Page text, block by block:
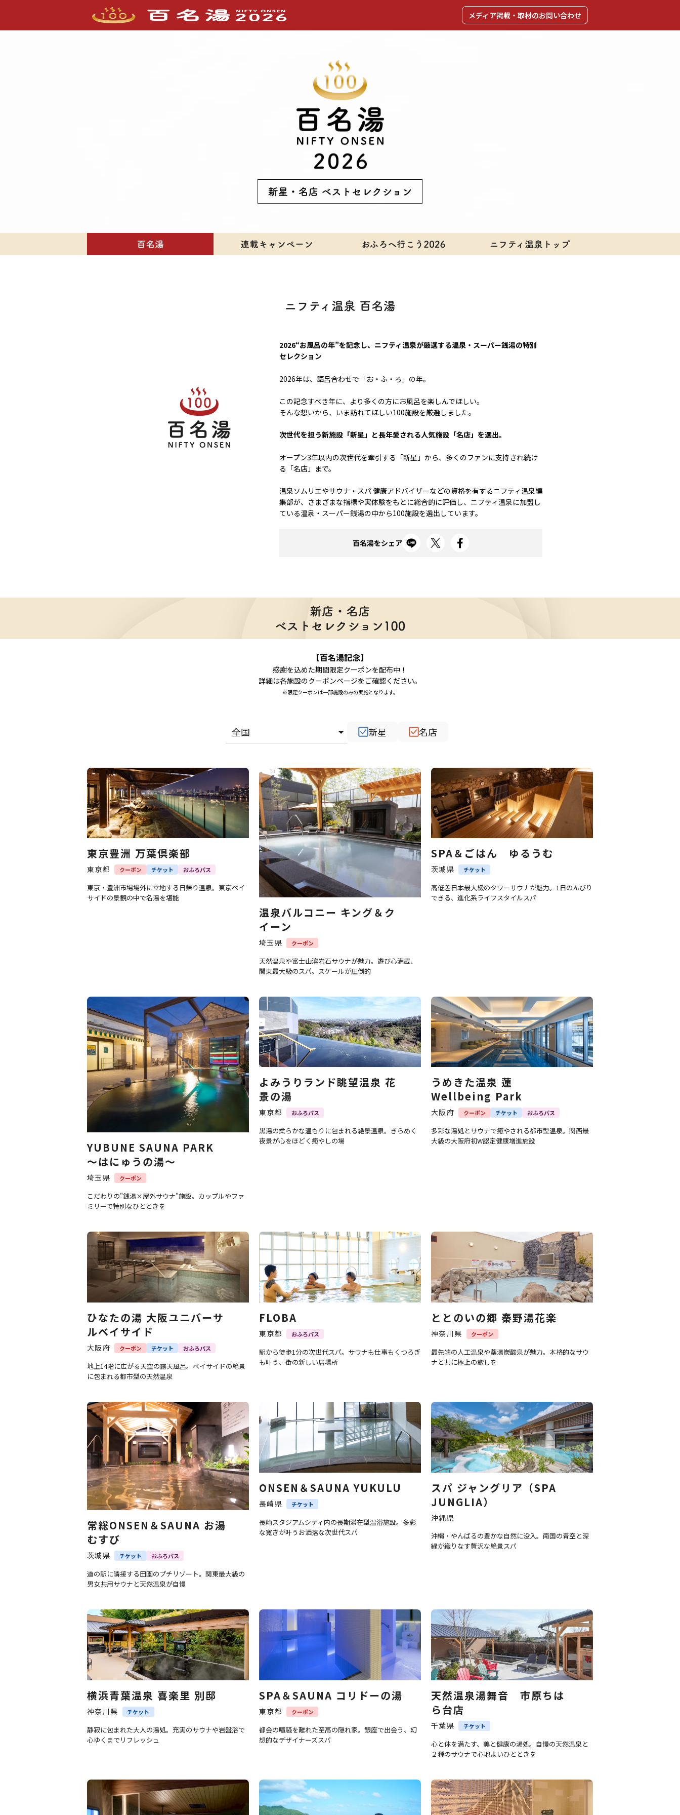
メディア掲載・取材のお問い合わせ
2026“お風呂の年”を記念し、ニフティ温泉が厳選する温泉・スーパー銭湯の特別
セレクション
2026年は、語呂合わせで「お・ふ・ろ」の年。
この記念すべき年に、より多くの方にお風呂を楽しんでほしい。
そんな想いから、いま訪れてほしい100施設を厳選しました。
次世代を担う新施設「新星」と長年愛される人気施設「名店」を選出。
オープン3年以内の次世代を牽引する「新星」から、多くのファンに支持され続け
る「名店」まで。
温泉ソムリエやサウナ・スパ 健康アドバイザーなどの資格を有するニフティ温泉編
集部が、さまざまな指標や実体験をもとに総合的に評価し、ニフティ温泉に加盟し
ている温泉・スーパー銭湯の中から100施設を選出しています。
百名湯をシェア
【百名湯記念】
感謝を込めた期間限定クーポンを配布中！
詳細は各施設のクーポンページをご確認ください。
※限定クーポンは一部施設のみの実施となります。
新星 名店
東京豊洲 万葉倶楽部
東京都 クーポン チケット おふろパス
東京・豊洲市場場外に立地する日帰り温泉。東京ベイ
サイドの景観の中で名湯を堪能
温泉バルコニー キング＆ク
イーン
埼玉県 クーポン
天然温泉や富士山溶岩石サウナが魅力。遊び心満載、
関東最大級のスパ。スケールが圧倒的
SPA＆ごはん ゆるうむ
茨城県 チケット
高低差日本最大級のタワーサウナが魅力。1日のんびり
できる、進化系ライフスタイルスパ
YUBUNE SAUNA PARK
～はにゅうの湯～
埼玉県 クーポン
こだわりの"銭湯×屋外サウナ"施設。カップルやファ
ミリーで特別なひとときを
よみうりランド眺望温泉 花
景の湯
東京都 おふろパス
黒湯の柔らかな温もりに包まれる絶景温泉。きらめく
夜景が心をほどく癒やしの場
うめきた温泉 蓮
Wellbeing Park
大阪府 クーポン チケット おふろパス
多彩な湯処とサウナで癒やされる都市型温泉。関西最
大級の大阪府初W認定健康増進施設
ひなたの湯 大阪ユニバーサ
ルベイサイド
大阪府 クーポン チケット おふろパス
地上14階に広がる天空の露天風呂。ベイサイドの絶景
に包まれる都市型の天然温泉
FLOBA
東京都 おふろパス
駅から徒歩1分の次世代スパ。サウナも仕事もくつろぎ
も叶う、街の新しい居場所
ととのいの郷 秦野湯花楽
神奈川県 クーポン
最先端の人工温泉や薬湯炭酸泉が魅力。本格的なサウ
ナと共に極上の癒しを
常総ONSEN＆SAUNA お湯
むすび
茨城県 チケット おふろパス
道の駅に隣接する田園のプチリゾート。関東最大級の
男女共用サウナと天然温泉が自慢
ONSEN＆SAUNA YUKULU
長崎県 チケット
長崎スタジアムシティ内の長期滞在型温浴施設。多彩
な寛ぎが叶うお洒落な次世代スパ
スパ ジャングリア（SPA
JUNGLIA）
沖縄県
沖縄・やんばるの豊かな自然に没入。南国の青空と深
緑が織りなす贅沢な絶景スパ
横浜青葉温泉 喜楽里 別邸
神奈川県 チケット
静寂に包まれた大人の湯処。充実のサウナや岩盤浴で
心ゆくまでリフレッシュ
SPA＆SAUNA コリドーの湯
東京都 クーポン
都会の喧騒を離れた至高の隠れ家。銀座で出会う、幻
想的なデザイナーズスパ
天然温泉湯舞音 市原ちは
ら台店
千葉県 チケット
心と体を満たす、美と健康の湯処。自慢の天然温泉と
２種のサウナで心地よいひとときを